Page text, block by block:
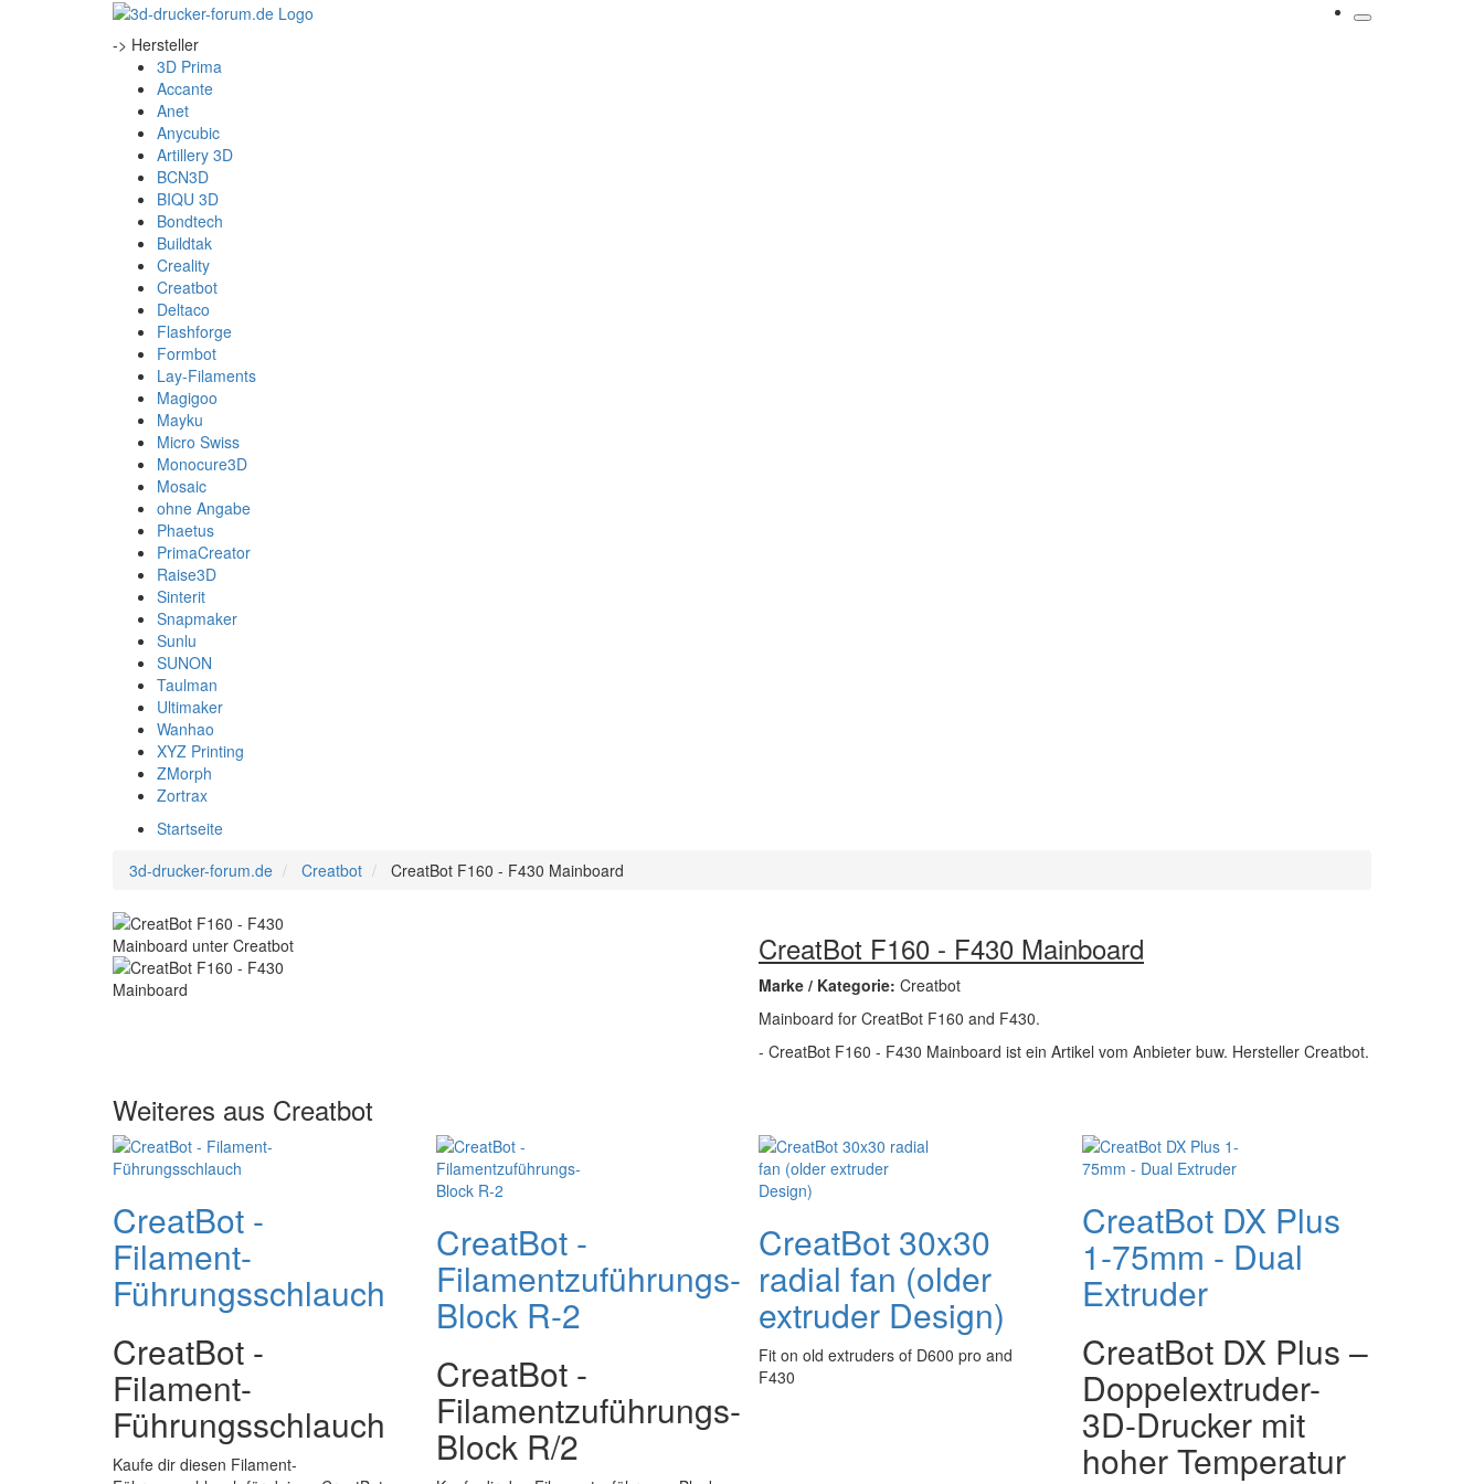
-> Hersteller
3D Prima
Accante
Anet
Anycubic
Artillery 3D
BCN3D
BIQU 3D
Bondtech
Buildtak
Creality
Creatbot
Deltaco
Flashforge
Formbot
Lay-Filaments
Magigoo
Mayku
Micro Swiss
Monocure3D
Mosaic
ohne Angabe
Phaetus
PrimaCreator
Raise3D
Sinterit
Snapmaker
Sunlu
SUNON
Taulman
Ultimaker
Wanhao
XYZ Printing
ZMorph
Zortrax
Startseite
3d-drucker-forum.de
Creatbot CreatBot F160 - F430 Mainboard
CreatBot F160 - F430 Mainboard
Marke / Kategorie: Creatbot
Mainboard for CreatBot F160 and F430.
- CreatBot F160 - F430 Mainboard ist ein Artikel vom Anbieter buw. Hersteller Creatbot.
Weiteres aus Creatbot
CreatBot -
Filament-
Führungsschlauch
CreatBot -
Filament-
Führungsschlauch
Kaufe dir diesen Filament-
CreatBot -
Filamentzuführungs-
Block R-2
CreatBot -
Filamentzuführungs-
Block R/2
CreatBot 30x30
radial fan (older
extruder Design)
Fit on old extruders of D600 pro and
F430
CreatBot DX Plus
1-75mm - Dual
Extruder
CreatBot DX Plus –
Doppelextruder-
3D-Drucker mit
hoher Temperatur